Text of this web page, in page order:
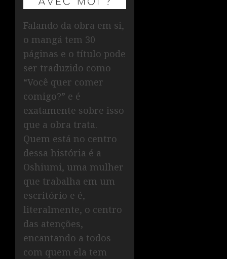
Falando da obra em si,
o mangá tem 30
páginas e o título pode
ser traduzido como
“Você quer comer
comigo?” e é
exatamente sobre isso
que a obra trata.
Quem está no centro
dessa história é a
Oshiumi, uma mulher
que trabalha em um
escritório e é,
literalmente, o centro
das atenções,
encantando a todos
com quem ela tem